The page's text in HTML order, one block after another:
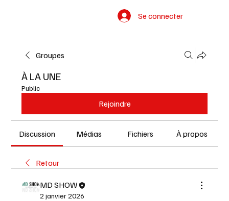
Se connecter
Groupes
À LA UNE
Public
Rejoindre
Discussion Médias Fichiers À propos
Retour
MD SHOW
2 janvier 2026